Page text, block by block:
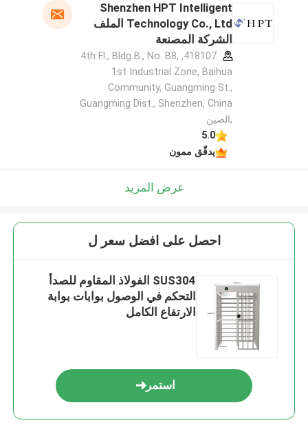
Shenzhen HPT Intelligent
Technology Co., Ltd الملف
الشركة المصنعة
418107, 4th Fl., Bldg B., No. B8,
1st Industrial Zone, Baihua
Community, Guangming St.,
Guangming Dist., Shenzhen, China
,الصين
5.0
يدقّق ممون
عرض المزيد
احصل على افضل سعر ل
SUS304 الفولاذ المقاوم للصدأ
التحكم في الوصول بوابات بوابة
الارتفاع الكامل
استمر